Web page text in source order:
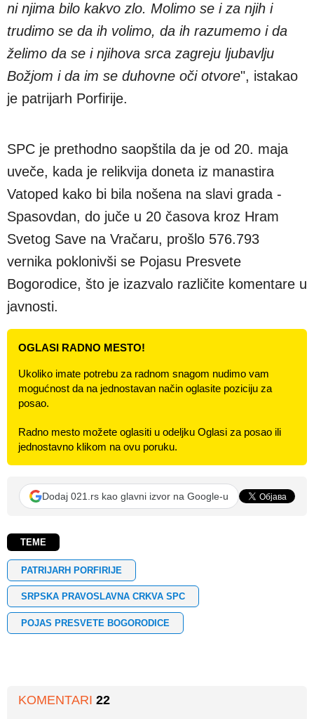
ni njima bilo kakvo zlo. Molimo se i za njih i
trudimo se da ih volimo, da ih razumemo i da
želimo da se i njihova srca zagreju ljubavlju
Božjom i da im se duhovne oči otvore", istakao
je patrijarh Porfirije.
SPC je prethodno saopštila da je od 20. maja
uveče, kada je relikvija doneta iz manastira
Vatoped kako bi bila nošena na slavi grada -
Spasovdan, do juče u 20 časova kroz Hram
Svetog Save na Vračaru, prošlo 576.793
vernika poklonivši se Pojasu Presvete
Bogorodice, što je izazvalo različite komentare u
javnosti.
OGLASI RADNO MESTO!
Ukoliko imate potrebu za radnom snagom nudimo vam
mogućnost da na jednostavan način oglasite poziciju za
posao.
Radno mesto možete oglasiti u odeljku Oglasi za posao ili
jednostavno klikom na ovu poruku.
Dodaj 021.rs kao glavni izvor na Google-u
TEME
PATRIJARH PORFIRIJE
SRPSKA PRAVOSLAVNA CRKVA SPC
POJAS PRESVETE BOGORODICE
KOMENTARI 22